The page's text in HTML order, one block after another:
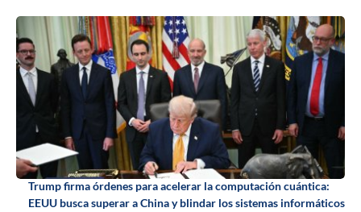
Trump firma órdenes para acelerar la computación cuántica:
EEUU busca superar a China y blindar los sistemas informáticos